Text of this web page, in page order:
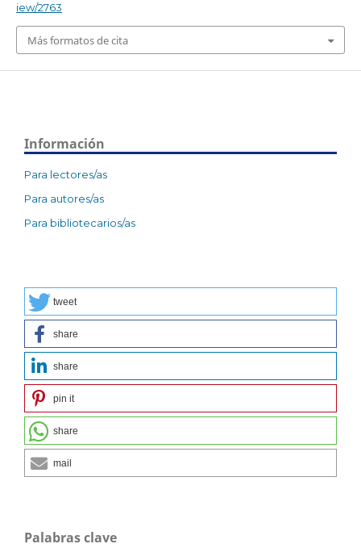
iew/2763
Más formatos de cita
Información
Para lectores/as
Para autores/as
Para bibliotecarios/as
tweet
share
share
pin it
share
mail
Palabras clave